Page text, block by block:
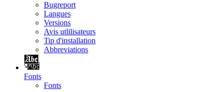
Bugreport
Langues
Versions
Avis utlilisateurs
Tip d'installation
Abbreviations
Fonts
Fonts